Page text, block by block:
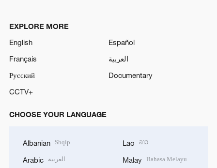
EXPLORE MORE
English
Español
Français
العربية
Русский
Documentary
CCTV+
CHOOSE YOUR LANGUAGE
Albanian Shqip
Arabic العربية
Lao ລາວ
Malay Bahasa Melayu